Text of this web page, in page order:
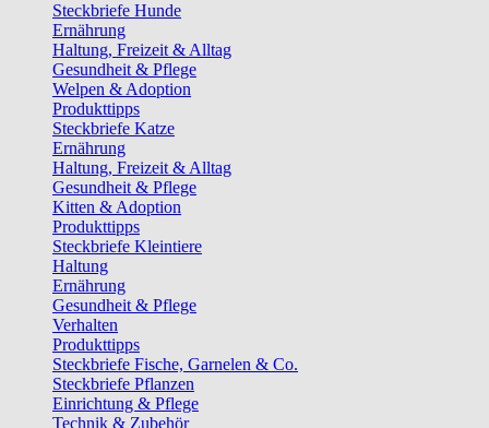
Steckbriefe Hunde
Ernährung
Haltung, Freizeit & Alltag
Gesundheit & Pflege
Welpen & Adoption
Produkttipps
Steckbriefe Katze
Ernährung
Haltung, Freizeit & Alltag
Gesundheit & Pflege
Kitten & Adoption
Produkttipps
Steckbriefe Kleintiere
Haltung
Ernährung
Gesundheit & Pflege
Verhalten
Produkttipps
Steckbriefe Fische, Garnelen & Co.
Steckbriefe Pflanzen
Einrichtung & Pflege
Technik & Zubehör